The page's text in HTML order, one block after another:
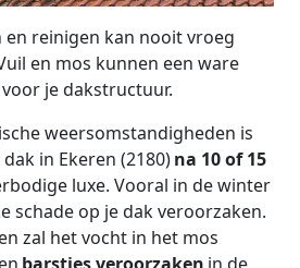
en reinigen kan nooit vroeg
en mos kunnen een ware
je dakstructuur.
weersomstandigheden is
in Ekeren (2180)na 10 of 15
luxe. Vooral in de winter
schade op je dak veroorzaken.
zal het vocht in het mos